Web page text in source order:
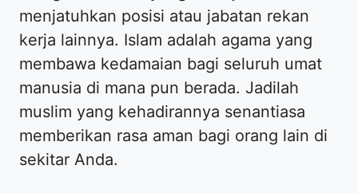
menjatuhkan posisi atau jabatan rekan
kerja lainnya. Islam adalah agama yang
membawa kedamaian bagi seluruh umat
manusia di mana pun berada. Jadilah
muslim yang kehadirannya senantiasa
memberikan rasa aman bagi orang lain di
sekitar Anda.